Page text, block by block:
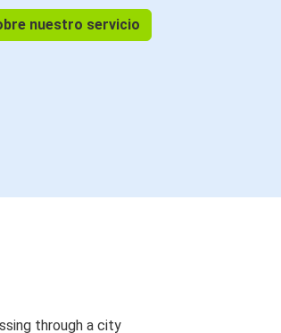
nuestro servicio